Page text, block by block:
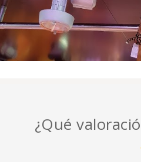
¿Qué